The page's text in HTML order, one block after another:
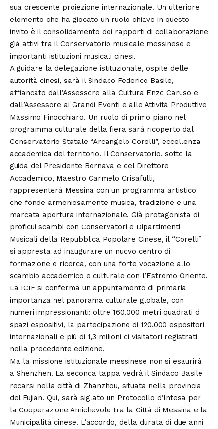
sua crescente proiezione internazionale. Un ulteriore
elemento che ha giocato un ruolo chiave in questo
invito è il consolidamento dei rapporti di collaborazione
già attivi tra il Conservatorio musicale messinese e
importanti istituzioni musicali cinesi.
A guidare la delegazione istituzionale, ospite delle
autorità cinesi, sarà il Sindaco Federico Basile,
affiancato dall’Assessore alla Cultura Enzo Caruso e
dall’Assessore ai Grandi Eventi e alle Attività Produttive
Massimo Finocchiaro. Un ruolo di primo piano nel
programma culturale della fiera sarà ricoperto dal
Conservatorio Statale “Arcangelo Corelli”, eccellenza
accademica del territorio. Il Conservatorio, sotto la
guida del Presidente Bernava e del Direttore
Accademico, Maestro Carmelo Crisafulli,
rappresenterà Messina con un programma artistico
che fonde armoniosamente musica, tradizione e una
marcata apertura internazionale. Già protagonista di
proficui scambi con Conservatori e Dipartimenti
Musicali della Repubblica Popolare Cinese, il “Corelli”
si appresta ad inaugurare un nuovo centro di
formazione e ricerca, con una forte vocazione allo
scambio accademico e culturale con l’Estremo Oriente.
La ICIF si conferma un appuntamento di primaria
importanza nel panorama culturale globale, con
numeri impressionanti: oltre 160.000 metri quadrati di
spazi espositivi, la partecipazione di 120.000 espositori
internazionali e più di 1,3 milioni di visitatori registrati
nella precedente edizione.
Ma la missione istituzionale messinese non si esaurirà
a Shenzhen. La seconda tappa vedrà il Sindaco Basile
recarsi nella città di Zhanzhou, situata nella provincia
del Fujian. Qui, sarà siglato un Protocollo d’Intesa per
la Cooperazione Amichevole tra la Città di Messina e la
Municipalità cinese. L’accordo, della durata di due anni